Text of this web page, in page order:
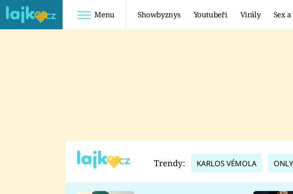
Menu Showbyznys Youtubeři Virály Sex
TADEÁŠ KUBĚNKA
DATEL
Trendy: KARLOS VÉMOLA